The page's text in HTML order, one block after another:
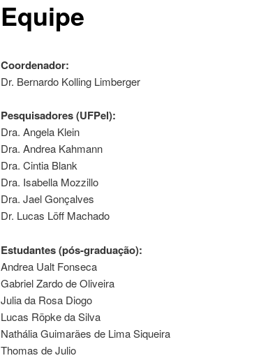
Equipe
Coordenador:
Dr. Bernardo Kolling Limberger
Pesquisadores (UFPel):
Dra. Angela Klein
Dra. Andrea Kahmann
Dra. Cintia Blank
Dra. Isabella Mozzillo
Dra. Jael Gonçalves
Dr. Lucas Löff Machado
Estudantes (pós-graduação):
Andrea Ualt Fonseca
Gabriel Zardo de Oliveira
Julia da Rosa Diogo
Lucas Röpke da Silva
Nathália Guimarães de Lima Siqueira
Thomas de Julio